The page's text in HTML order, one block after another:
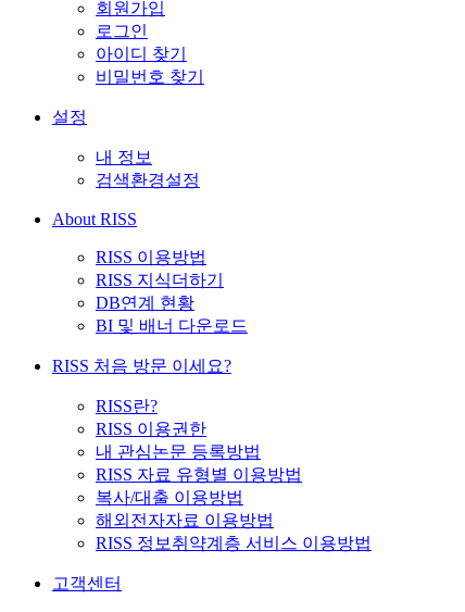
회원가입
로그인
아이디 찾기
비밀번호 찾기
설정
내 정보
검색환경설정
About RISS
RISS 이용방법
RISS 지식더하기
DB연계 현황
BI 및 배너 다운로드
RISS 처음 방문 이세요?
RISS란?
RISS 이용권한
내 관심논문 등록방법
RISS 자료 유형별 이용방법
복사/대출 이용방법
해외전자자료 이용방법
RISS 정보취약계층 서비스 이용방법
고객센터